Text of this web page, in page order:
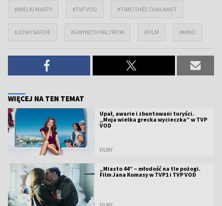
#WIELKI MARTY #TVP VOD #TIMOTHÉE CHALAMET
#JOSH SAFDIE #GWYNETH PALTROW #FILM #KINO
WIĘCEJ NA TEN TEMAT
Upał, awarie i zbuntowani turyści.
„Moja wielka grecka wycieczka” w TVP
VOD
FILMY
„Miasto 44” – młodość na tle pożogi.
Film Jana Komasy w TVP1 i TVP VOD